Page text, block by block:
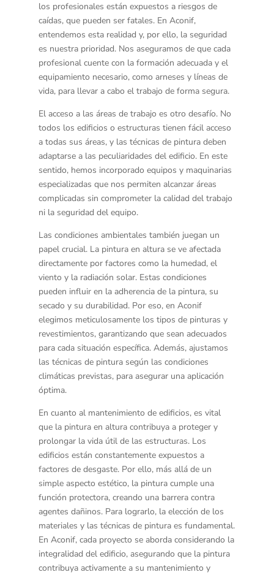
los profesionales están expuestos a riesgos de
caídas, que pueden ser fatales. En Aconif,
entendemos esta realidad y, por ello, la seguridad
es nuestra prioridad. Nos aseguramos de que cada
profesional cuente con la formación adecuada y el
equipamiento necesario, como arneses y líneas de
vida, para llevar a cabo el trabajo de forma segura.
El acceso a las áreas de trabajo es otro desafío. No
todos los edificios o estructuras tienen fácil acceso
a todas sus áreas, y las técnicas de pintura deben
adaptarse a las peculiaridades del edificio. En este
sentido, hemos incorporado equipos y maquinarias
especializadas que nos permiten alcanzar áreas
complicadas sin comprometer la calidad del trabajo
ni la seguridad del equipo.
Las condiciones ambientales también juegan un
papel crucial. La pintura en altura se ve afectada
directamente por factores como la humedad, el
viento y la radiación solar. Estas condiciones
pueden influir en la adherencia de la pintura, su
secado y su durabilidad. Por eso, en Aconif
elegimos meticulosamente los tipos de pinturas y
revestimientos, garantizando que sean adecuados
para cada situación específica. Además, ajustamos
las técnicas de pintura según las condiciones
climáticas previstas, para asegurar una aplicación
óptima.
En cuanto al mantenimiento de edificios, es vital
que la pintura en altura contribuya a proteger y
prolongar la vida útil de las estructuras. Los
edificios están constantemente expuestos a
factores de desgaste. Por ello, más allá de un
simple aspecto estético, la pintura cumple una
función protectora, creando una barrera contra
agentes dañinos. Para lograrlo, la elección de los
materiales y las técnicas de pintura es fundamental.
En Aconif, cada proyecto se aborda considerando la
integralidad del edificio, asegurando que la pintura
contribuya activamente a su mantenimiento y